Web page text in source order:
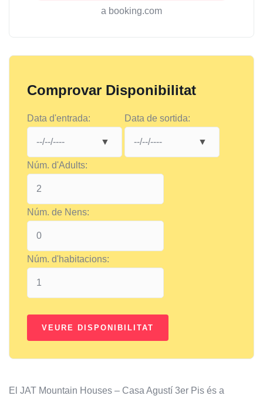
a booking.com
Comprovar Disponibilitat
Data d'entrada: Data de sortida:
Núm. d'Adults:
Núm. de Nens:
Núm. d'habitacions:
El JAT Mountain Houses – Casa Agustí 3er Pis és a